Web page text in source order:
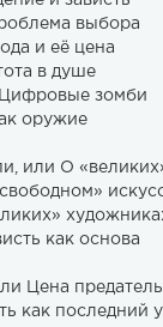
выбора
и её цена
в душе
зомби
оружие
или О
как основа
Цена
как последний